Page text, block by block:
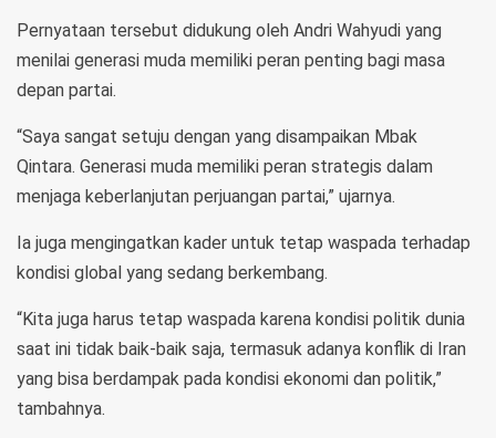
Pernyataan tersebut didukung oleh Andri Wahyudi yang
menilai generasi muda memiliki peran penting bagi masa
depan partai.
“Saya sangat setuju dengan yang disampaikan Mbak
Qintara. Generasi muda memiliki peran strategis dalam
menjaga keberlanjutan perjuangan partai,” ujarnya.
Ia juga mengingatkan kader untuk tetap waspada terhadap
kondisi global yang sedang berkembang.
“Kita juga harus tetap waspada karena kondisi politik dunia
saat ini tidak baik-baik saja, termasuk adanya konflik di Iran
yang bisa berdampak pada kondisi ekonomi dan politik,”
tambahnya.